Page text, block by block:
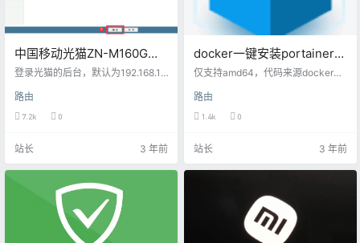
中国移动光猫ZN-M160G获
取超密,并修改为桥接
登录光猫的后台，默认为192.168.1.
可，这个账户的权限低，但是通过
修改也能折腾 登录成功后访问一下
server_t.gch然后会看到启用Telne
t，我们勾选保存后重启。账号密码
认，默认的Telnet账号为…
路由
7.2k 0
站长 3 年前
docker一键安装portainer汉
化版
仅支持amd64，代码来源docker仓
s://docs.docker.com/engine/instal
l/debian/ 默认： docker run -d --r
er.sock:/var/run/doc…
路由
1.4k 0
站长 3 年前